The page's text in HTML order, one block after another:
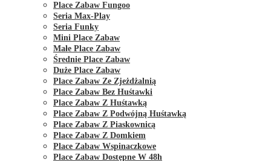
Place Zabaw Fungoo
Seria Max-Play
Seria Funky
Mini Place Zabaw
Małe Place Zabaw
Średnie Place Zabaw
Duże Place Zabaw
Place Zabaw Ze Zjeżdżalnią
Place Zabaw Bez Huśtawki
Place Zabaw Z Huśtawką
Place Zabaw Z Podwójną Huśtawką
Place Zabaw Z Piaskownicą
Place Zabaw Z Domkiem
Place Zabaw Wspinaczkowe
Place Zabaw Dostępne W 48h